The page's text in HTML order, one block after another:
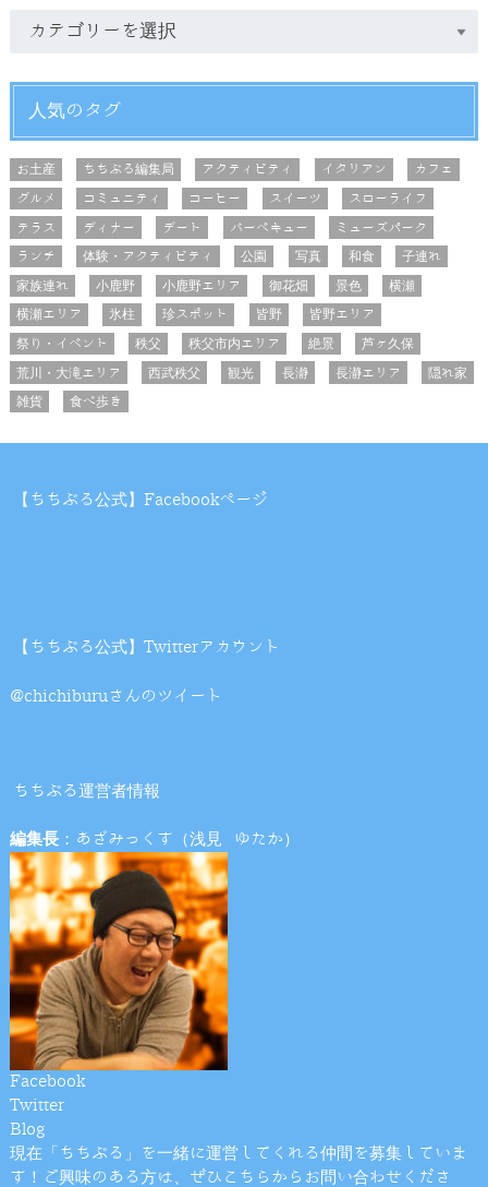
人気のタグ
お土産 ちちぶる編集局 アクティビティ イタリアン
カフェ
グルメ
コミュニティ コーヒー スイーツ
スローライフ
テラス
ディナー デート バーベキュー
ミューズパーク
ランチ
体験・アクティビティ 公園 写真 和食
子連れ
家族連れ
小鹿野 小鹿野エリア 御花畑 景色
横瀬
横瀬エリア
氷柱 珍スポット 皆野
皆野エリア
祭り・イベント
秩父 秩父市内エリア 絶景
芦ヶ久保
荒川・大滝エリア
西武秩父 観光 長瀞 長瀞エリア
隠れ家
雑貨
食べ歩き
【ちちぶる公式】Facebookページ
【ちちぶる公式】Twitterアカウント
@chichiburuさんのツイート
ちちぶる運営者情報
編集長：あざみっくす（浅見 ゆたか）
Facebook
Twitter
Blog
現在「ちちぶる」を一緒に運営してくれる仲間を募集していま
す！ご興味のある方は、ぜひこちらからお問い合わせくださ